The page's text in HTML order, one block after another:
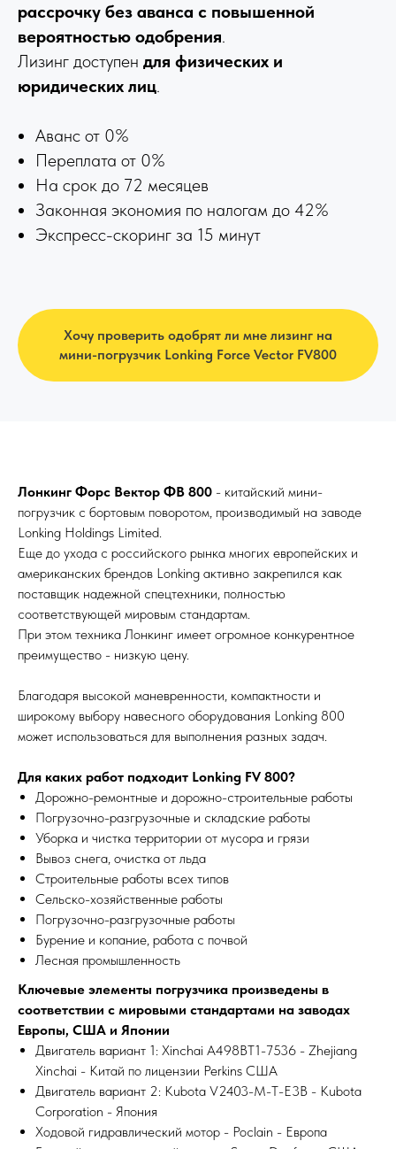
рассрочку без аванса с повышенной
вероятностью одобрения.
Лизинг доступен для физических и
юридических лиц.
Аванс от 0%
Переплата от 0%
На срок до 72 месяцев
Законная экономия по налогам до 42%
Экспресс-скоринг за 15 минут
Хочу проверить одобрят ли мне лизинг на
мини-погрузчик Lonking Force Vector FV800
Лонкинг Форс Вектор ФВ 800 - китайский мини-
погрузчик с бортовым поворотом, производимый на заводе
Lonking Holdings Limited.
Еще до ухода с российского рынка многих европейских и
американских брендов Lonking активно закрепился как
поставщик надежной спецтехники, полностью
соответствующей мировым стандартам.
При этом техника Лонкинг имеет огромное конкурентное
преимущество - низкую цену.
Благодаря высокой маневренности, компактности и
широкому выбору навесного оборудования Lonking 800
может использоваться для выполнения разных задач.
Для каких работ подходит Lonking FV 800?
Дорожно-ремонтные и дорожно-строительные работы
Погрузочно-разгрузочные и складские работы
Уборка и чистка территории от мусора и грязи
Вывоз снега, очистка от льда
Строительные работы всех типов
Сельско-хозяйственные работы
Погрузочно-разгрузочные работы
Бурение и копание, работа с почвой
Лесная промышленность
Ключевые элементы погрузчика произведены в
соответствии с мировыми стандартами на заводах
Европы, США и Японии
Двигатель вариант 1: Xinchai A498BT1-7536 - Zhejiang
Xinchai - Китай по лицензии Perkins США
Двигатель вариант 2: Kubota V2403-M-T-E3B - Kubota
Corporation - Япония
Ходовой гидравлический мотор - Poclain - Европа